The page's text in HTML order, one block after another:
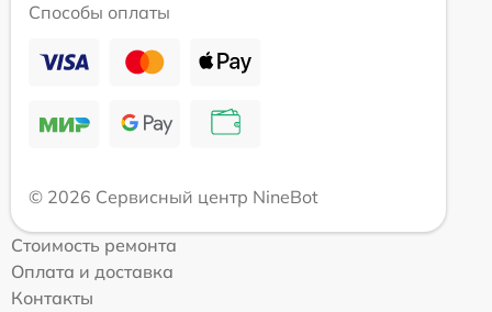
Способы оплаты
© 2026 Сервисный центр NineBot
Стоимость ремонта
Оплата и доставка
Контакты